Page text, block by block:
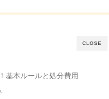
CLOSE
基本ルールと処分費用